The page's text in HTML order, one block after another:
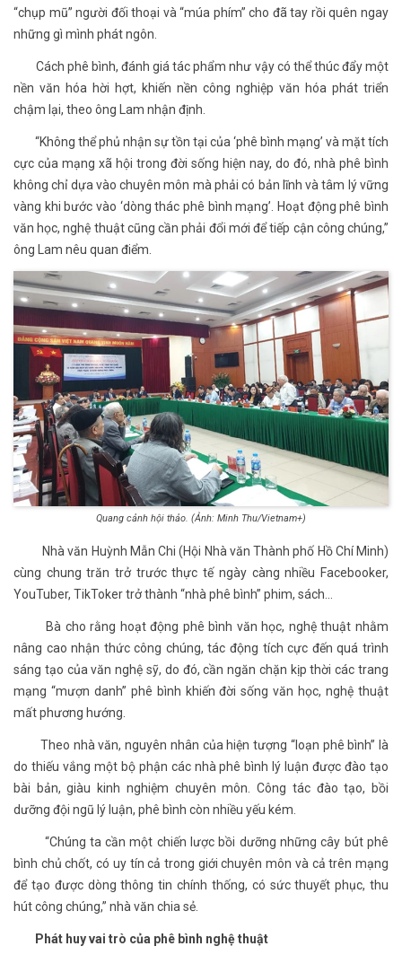
“chụp mũ” người đối thoại và “múa phím” cho đã tay rồi quên ngay
những gì mình phát ngôn.
Cách phê bình, đánh giá tác phẩm như vậy có thể thúc đẩy một
nền văn hóa hời hợt, khiến nền công nghiệp văn hóa phát triển
chậm lại, theo ông Lam nhận định.
“Không thể phủ nhận sự tồn tại của ‘phê bình mạng’ và mặt tích
cực của mạng xã hội trong đời sống hiện nay, do đó, nhà phê bình
không chỉ dựa vào chuyên môn mà phải có bản lĩnh và tâm lý vững
vàng khi bước vào ‘dòng thác phê bình mạng’. Hoạt động phê bình
văn học, nghệ thuật cũng cần phải đổi mới để tiếp cận công chúng,”
ông Lam nêu quan điểm.
Quang cảnh hội thảo. (Ảnh: Minh Thu/Vietnam+)
Nhà văn Huỳnh Mẫn Chi (Hội Nhà văn Thành phố Hồ Chí Minh)
cùng chung trăn trở trước thực tế ngày càng nhiều Facebooker,
YouTuber, TikToker trở thành “nhà phê bình” phim, sách...
Bà cho rằng hoạt động phê bình văn học, nghệ thuật nhằm
nâng cao nhận thức công chúng, tác động tích cực đến quá trình
sáng tạo của văn nghệ sỹ, do đó, cần ngăn chặn kịp thời các trang
mạng “mượn danh” phê bình khiến đời sống văn học, nghệ thuật
mất phương hướng.
Theo nhà văn, nguyên nhân của hiện tượng “loạn phê bình” là
do thiếu vắng một bộ phận các nhà phê bình lý luận được đào tạo
bài bản, giàu kinh nghiệm chuyên môn. Công tác đào tạo, bồi
dưỡng đội ngũ lý luận, phê bình còn nhiều yếu kém.
“Chúng ta cần một chiến lược bồi dưỡng những cây bút phê
bình chủ chốt, có uy tín cả trong giới chuyên môn và cả trên mạng
để tạo được dòng thông tin chính thống, có sức thuyết phục, thu
hút công chúng,” nhà văn chia sẻ.
Phát huy vai trò của phê bình nghệ thuật